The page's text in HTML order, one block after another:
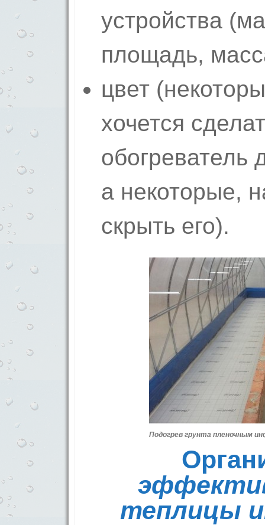
устройства
площадь,
цвет
хочется
обогреватель
а некоторые,
скрыть его).
Подогрев грунта пленочным
теплицы